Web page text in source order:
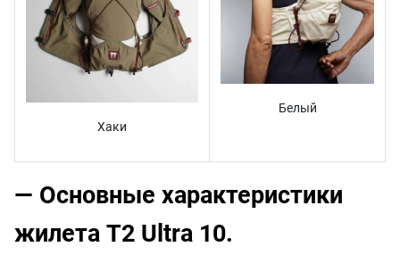
Хаки
Белый
— Основные характеристики
жилета T2 Ultra 10.